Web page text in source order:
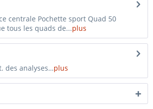
centrale Pochette sport Quad 50
tous les quads de...plus
des analyses…plus